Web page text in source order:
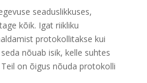
seaduslikkuses,
kõik. Igat riikliku
protokollitakse kui
nõuab isik, kelle suhtes
on õigus nõuda protokolli